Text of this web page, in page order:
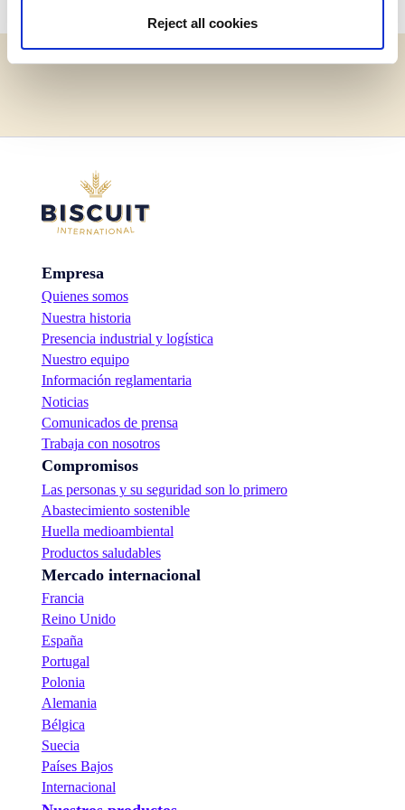
Reject all cookies
Empresa
Quienes somos
Nuestra historia
Presencia industrial y logística
Nuestro equipo
Información reglamentaria
Noticias
Comunicados de prensa
Trabaja con nosotros
Compromisos
Las personas y su seguridad son lo primero
Abastecimiento sostenible
Huella medioambiental
Productos saludables
Mercado internacional
Francia
Reino Unido
España
Portugal
Polonia
Alemania
Bélgica
Suecia
Países Bajos
Internacional